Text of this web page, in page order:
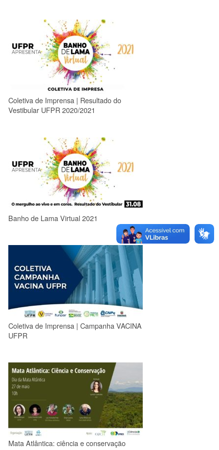
Coletiva de Imprensa | Resultado do
Vestibular UFPR 2020/2021
Banho de Lama Virtual 2021
Coletiva de Imprensa | Campanha VACINA
UFPR
Mata Atlântica: ciência e conservação